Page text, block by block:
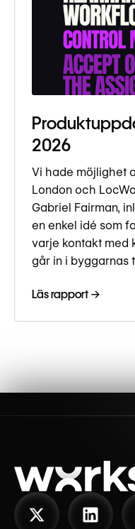
2026
Vi hade möjlighet
London och
Gabriel Fairman,
en enkel idé som
varje kontakt med
går in i byggarnas
Läs rapport →